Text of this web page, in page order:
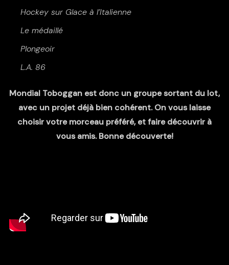
Hockey sur Glace à l’Italienne
Le médaillé
Plongeoir
L.A. 86
Mondial Toboggan est donc un groupe sortant du lot,
avec un projet déjà bien cohérent. On vous laisse
choisir votre morceau préféré, et faire découvrir à
vous amis. Bonne découverte!